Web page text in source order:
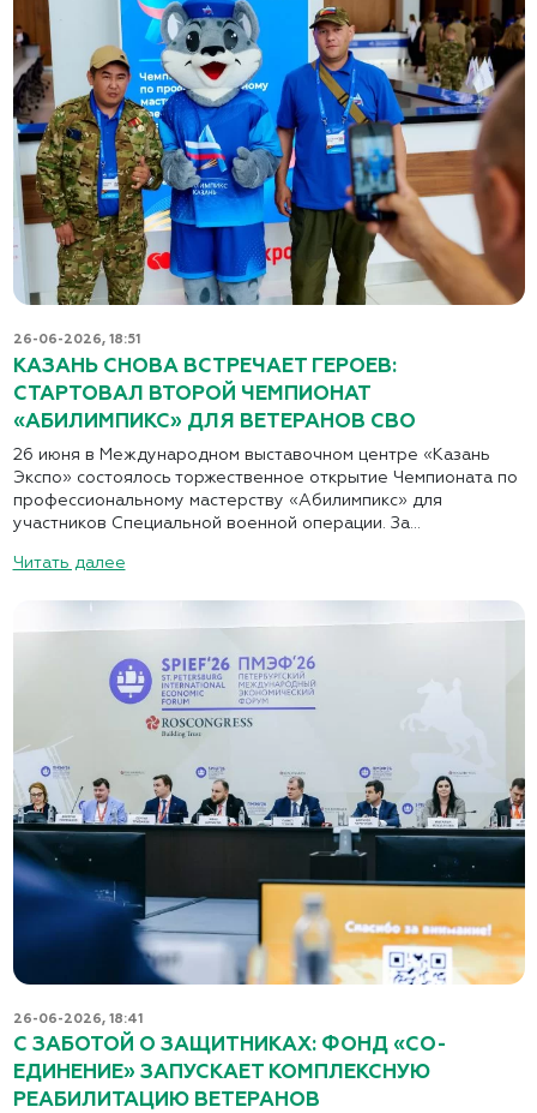
26-06-2026, 18:51
КАЗАНЬ СНОВА ВСТРЕЧАЕТ ГЕРОЕВ:
СТАРТОВАЛ ВТОРОЙ ЧЕМПИОНАТ
«АБИЛИМПИКС» ДЛЯ ВЕТЕРАНОВ СВО
26 июня в Международном выставочном центре «Казань
Экспо» состоялось торжественное открытие Чемпионата по
профессиональному мастерству «Абилимпикс» для
участников Специальной военной операции. За...
Читать далее
26-06-2026, 18:41
С ЗАБОТОЙ О ЗАЩИТНИКАХ: ФОНД «СО-
ЕДИНЕНИЕ» ЗАПУСКАЕТ КОМПЛЕКСНУЮ
РЕАБИЛИТАЦИЮ ВЕТЕРАНОВ